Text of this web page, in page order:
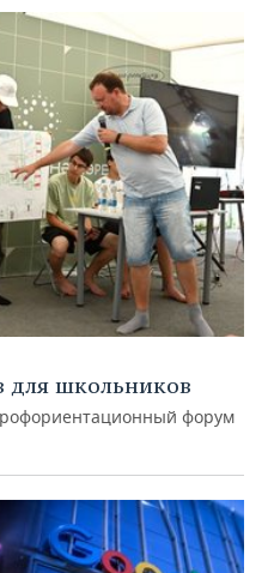
для школьников
форум